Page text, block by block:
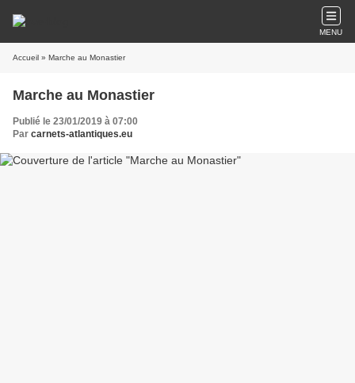
MENU
Accueil » Marche au Monastier
Marche au Monastier
Publié le 23/01/2019 à 07:00
Par carnets-atlantiques.eu